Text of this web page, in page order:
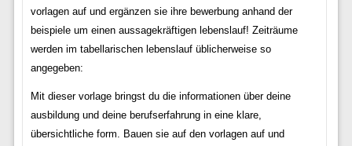
vorlagen auf und ergänzen sie ihre bewerbung anhand der
beispiele um einen aussagekräftigen lebenslauf! Zeiträume
werden im tabellarischen lebenslauf üblicherweise so
angegeben:
Mit dieser vorlage bringst du die informationen über deine
ausbildung und deine berufserfahrung in eine klare,
übersichtliche form. Bauen sie auf den vorlagen auf und